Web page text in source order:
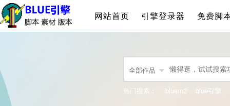
网站首页 引擎登录器 免费脚
全部作品
热门搜索： bluem2 blue引擎